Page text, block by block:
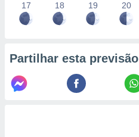
17 18 19 20
Partilhar esta previsão